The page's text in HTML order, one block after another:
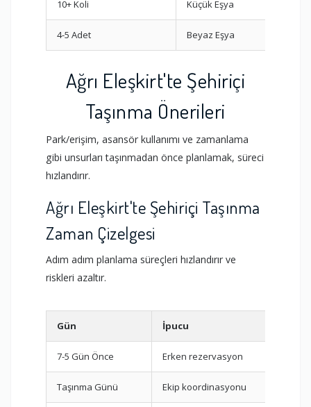
10+ Koli Küçük Eşya
4-5 Adet Beyaz Eşya
Ağrı Eleşkirt'te Şehiriçi
Taşınma Önerileri
Park/erişim, asansör kullanımı ve zamanlama
gibi unsurları taşınmadan önce planlamak, süreci
hızlandırır.
Ağrı Eleşkirt'te Şehiriçi Taşınma
Zaman Çizelgesi
Adım adım planlama süreçleri hızlandırır ve
riskleri azaltır.
Gün İpucu
7-5 Gün Önce Erken rezervasyon
Taşınma Günü Ekip koordinasyonu